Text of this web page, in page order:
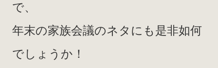
で、
年末の家族会議のネタにも是非如何
でしょうか！